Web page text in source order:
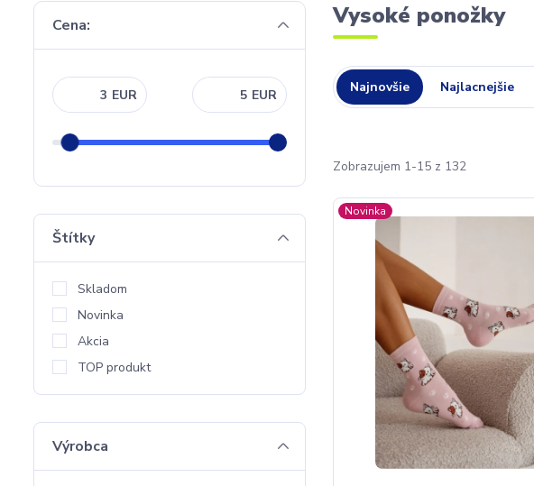
Vysoké ponožky
Najnovšie Najlacnejšie
Zobrazujem 1-15 z 132
Novinka
Cena:
EUR EUR
Štítky
Skladom
Novinka
Akcia
TOP produkt
Výrobca